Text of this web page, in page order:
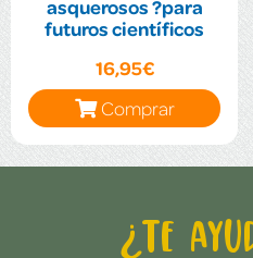
asquerosos ?para
futuros científicos
16,95€
Comprar
¿Te